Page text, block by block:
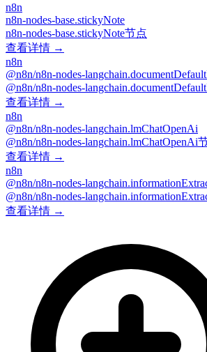
n8n
n8n-nodes-base.stickyNote
n8n-nodes-base.stickyNote节点
查看详情 →
n8n
@n8n/n8n-nodes-
@n8n/n8n-nodes-
查看详情 →
n8n
@n8n/n8n-nodes-langchain.lmChatOpenAi
@n8n/n8n-nodes-langchain.lmChatOpenAi
查看详情 →
n8n
@n8n/n8n-nodes-
@n8n/n8n-nodes-
查看详情 →